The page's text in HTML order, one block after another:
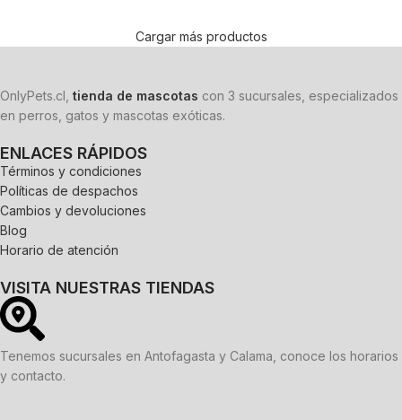
Cargar más productos
OnlyPets.cl, tienda de mascotas con 3 sucursales, especializados
en perros, gatos y mascotas exóticas.
ENLACES RÁPIDOS
Términos y condiciones
Políticas de despachos
Cambios y devoluciones
Blog
Horario de atención
VISITA NUESTRAS TIENDAS
Tenemos sucursales en Antofagasta y Calama, conoce los horarios
y contacto.